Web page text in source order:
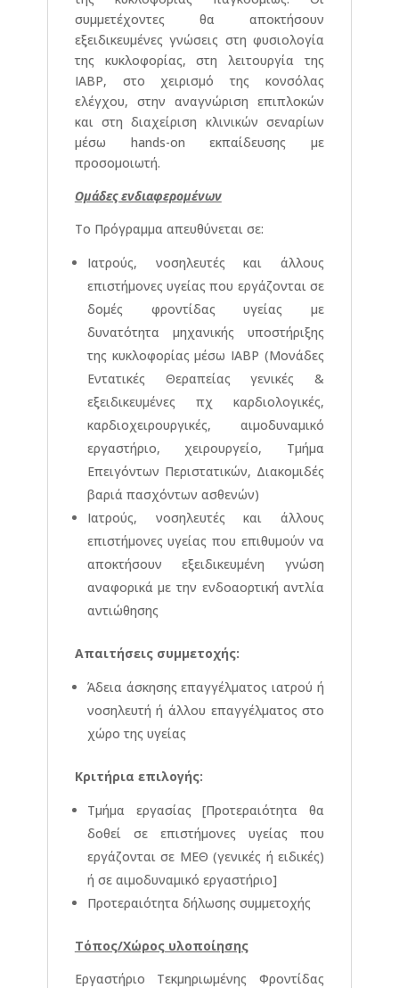
συμμετέχοντες θα αποκτήσουν
εξειδικευμένες γνώσεις στη φυσιολογία
της κυκλοφορίας, στη λειτουργία της
IABP, στο χειρισμό της κονσόλας
ελέγχου, στην αναγνώριση επιπλοκών
και στη διαχείριση κλινικών σεναρίων
μέσω hands-on εκπαίδευσης με
προσομοιωτή.
Ομάδες ενδιαφερομένων
Το Πρόγραμμα απευθύνεται σε:
Ιατρούς, νοσηλευτές και άλλους
επιστήμονες υγείας που εργάζονται σε
δομές φροντίδας υγείας με
δυνατότητα μηχανικής υποστήριξης
της κυκλοφορίας μέσω IABP (Μονάδες
Εντατικές Θεραπείας γενικές &
εξειδικευμένες πχ καρδιολογικές,
καρδιοχειρουργικές, αιμοδυναμικό
εργαστήριο, χειρουργείο, Τμήμα
Επειγόντων Περιστατικών, Διακομιδές
βαριά πασχόντων ασθενών)
Ιατρούς, νοσηλευτές και άλλους
επιστήμονες υγείας που επιθυμούν να
αποκτήσουν εξειδικευμένη γνώση
αναφορικά με την ενδοαορτική αντλία
αντιώθησης
Απαιτήσεις συμμετοχής:
Άδεια άσκησης επαγγέλματος ιατρού ή
νοσηλευτή ή άλλου επαγγέλματος στο
χώρο της υγείας
Κριτήρια επιλογής:
Τμήμα εργασίας [Προτεραιότητα θα
δοθεί σε επιστήμονες υγείας που
εργάζονται σε ΜΕΘ (γενικές ή ειδικές)
ή σε αιμοδυναμικό εργαστήριο]
Προτεραιότητα δήλωσης συμμετοχής
Τόπος/Χώρος υλοποίησης
Εργαστήριο Τεκμηριωμένης Φροντίδας